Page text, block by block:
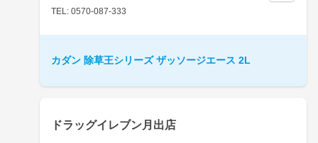
TEL: 0570-087-333
カダン 除草王シリーズ ザッソージエース 2L
ドラッグイレブン月出店